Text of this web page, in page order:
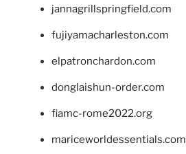
jannagrillspringfield.com
fujiyamacharleston.com
elpatronchardon.com
donglaishun-order.com
fiamc-rome2022.org
mariceworldessentials.com